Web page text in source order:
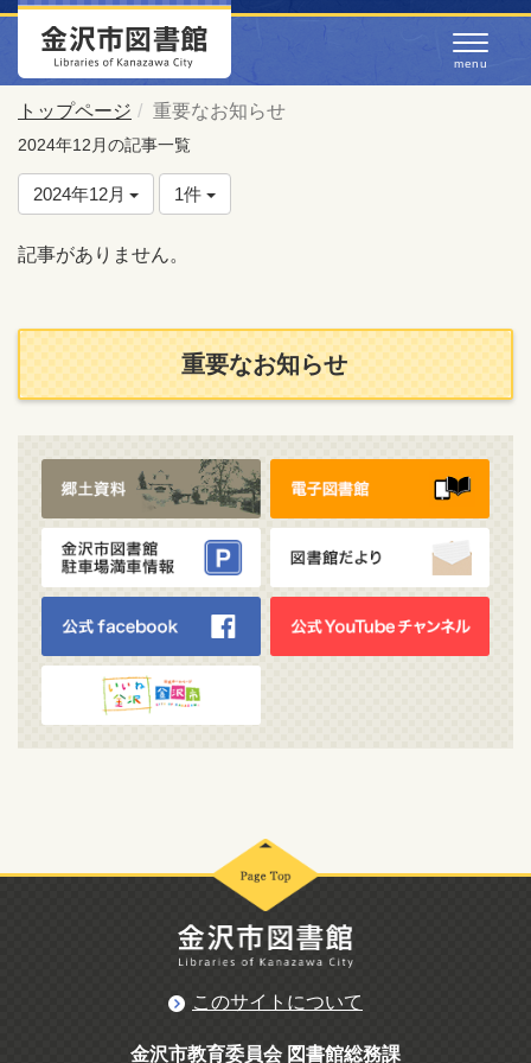
トップページ 重要なお知らせ
2024年12月の記事一覧
2024年12月 1件
記事がありません。
重要なお知らせ
このサイトについて
金沢市教育委員会 図書館総務課